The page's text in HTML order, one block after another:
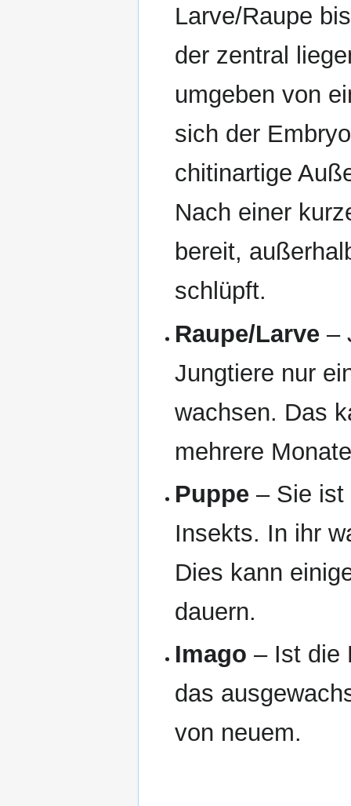
Larve/Raupe
der zentral
umgeben von
sich der
chitinartige
Nach einer
bereit,
schlüpft.
Raupe/Larve –
Jungtiere nur
wachsen. Das
mehrere
Puppe – Sie ist
Insekts. In ihr
Dies kann
dauern.
Imago – Ist die
das
von neuem.